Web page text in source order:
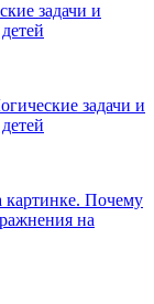
задачи и
задачи и
картинке. Почему
на